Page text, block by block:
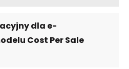
dla e-
Cost Per Sale